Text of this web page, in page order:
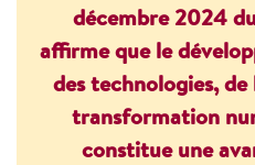
décembre 2024
affirme que le
des technologies,
transformation
constitue une